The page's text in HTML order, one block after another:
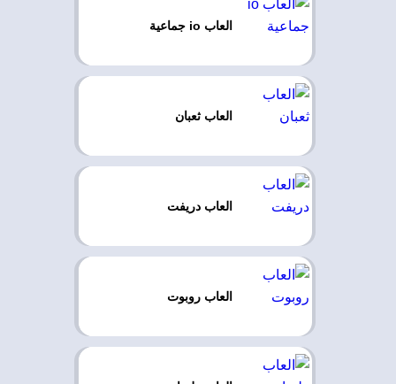
العاب io جماعية
العاب ثعبان
العاب دريفت
العاب روبوت